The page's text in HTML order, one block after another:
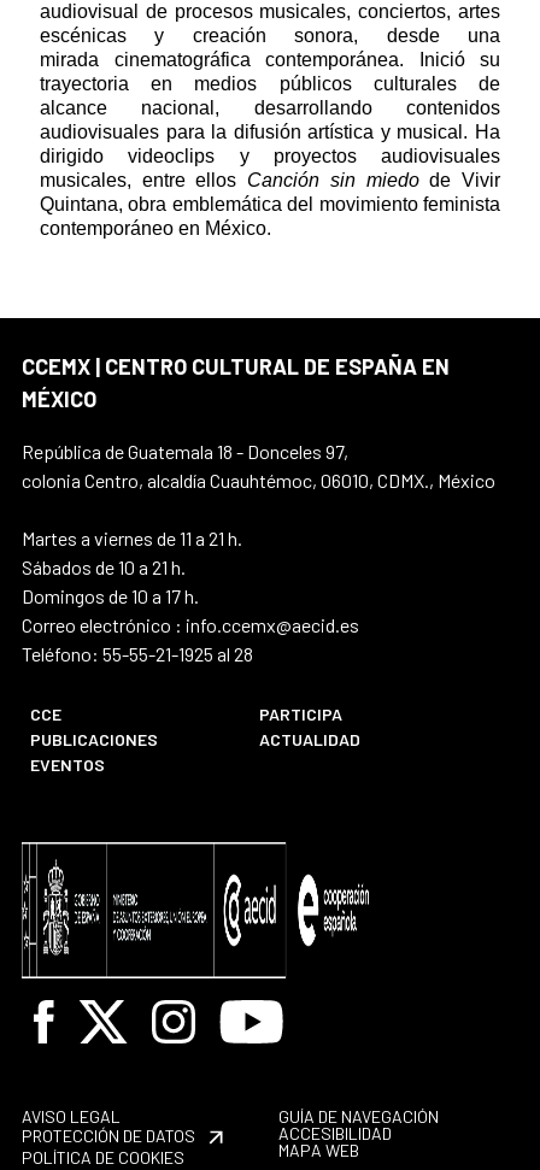
audiovisual de procesos musicales, conciertos, artes
escénicas y creación sonora, desde una
mirada cinematográfica contemporánea. Inició su
trayectoria en medios públicos culturales de
alcance nacional, desarrollando contenidos
audiovisuales para la difusión artística y musical. Ha
dirigido videoclips y proyectos audiovisuales
musicales, entre ellos Canción sin miedode Vivir
Quintana, obra emblemática del movimiento feminista
contemporáneo en México.
CCEMX | CENTRO CULTURAL DE ESPAÑA EN
MÉXICO
República de Guatemala 18 - Donceles 97,
colonia Centro, alcaldía Cuauhtémoc, 06010, CDMX., México
Martes a viernes de 11 a 21 h.
Sábados de 10 a 21 h.
Domingos de 10 a 17 h.
Correo electrónico : info.ccemx@aecid.es
Teléfono: 55-55-21-1925 al 28
CCE
PARTICIPA
PUBLICACIONES
ACTUALIDAD
EVENTOS
Facebook
X InstagramYoutube
AVISO LEGAL
PROTECCIÓN DE DATOS
POLÍTICA DE COOKIES
GUÍA DE NAVEGACIÓN
ACCESIBILIDAD
MAPA WEB